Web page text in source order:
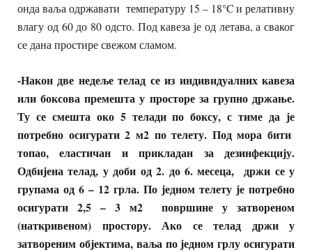
онда ваља одржавати температуру 15 – 18°C и релативну
влагу од 60 до 80 одсто. Под кавеза је од летава, а сваког
се дана простире свежом сламом.
-Након две недеље телад се из индивидуалних кавеза
или боксова премешта у просторе за групно држање.
Ту се смешта око 5 телади по боксу, с тиме да је
потребно осигурати 2 м2 по телету. Под мора бити
топао, еластичан и прикладан за дезинфекцију.
Одбијена телад, у доби од 2. до 6. месеца, држи се у
групама од 6 – 12 грла. По једном телету је потребно
осигурати 2,5 – 3 м2 површине у затвореном
(наткривеном) простору. Ако се телад држи у
затвореним објектима, ваља по једном грлу осигурати